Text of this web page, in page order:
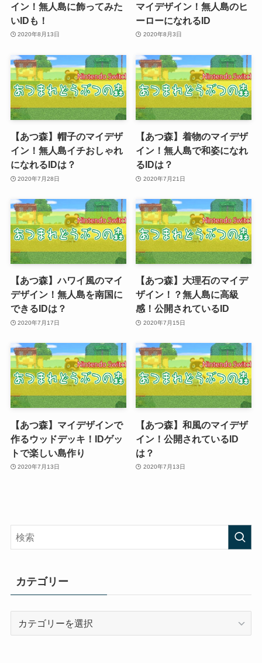
イン！無人島に飾ってみた
いIDも！
2020年8月13日
マイデザイン！無人島のヒ
ーローになれるID
2020年8月3日
【あつ森】帽子のマイデザ
イン！無人島イチおしゃれ
になれるIDは？
2020年7月28日
【あつ森】着物のマイデザ
イン！無人島で和姿になれ
るIDは？
2020年7月21日
【あつ森】ハワイ風のマイ
デザイン！無人島を南国に
できるIDは？
2020年7月17日
【あつ森】大理石のマイデ
ザイン！？無人島に高級
感！公開されているID
2020年7月15日
【あつ森】マイデザインで
作るウッドデッキ！IDゲッ
トで楽しい島作り
2020年7月13日
【あつ森】和風のマイデザ
イン！公開されているID
は？
2020年7月13日
カテゴリー